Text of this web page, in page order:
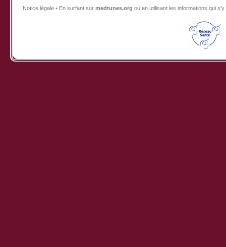
Notice légale • En surfant sur medtunes.org ou en utilisant les informations qui